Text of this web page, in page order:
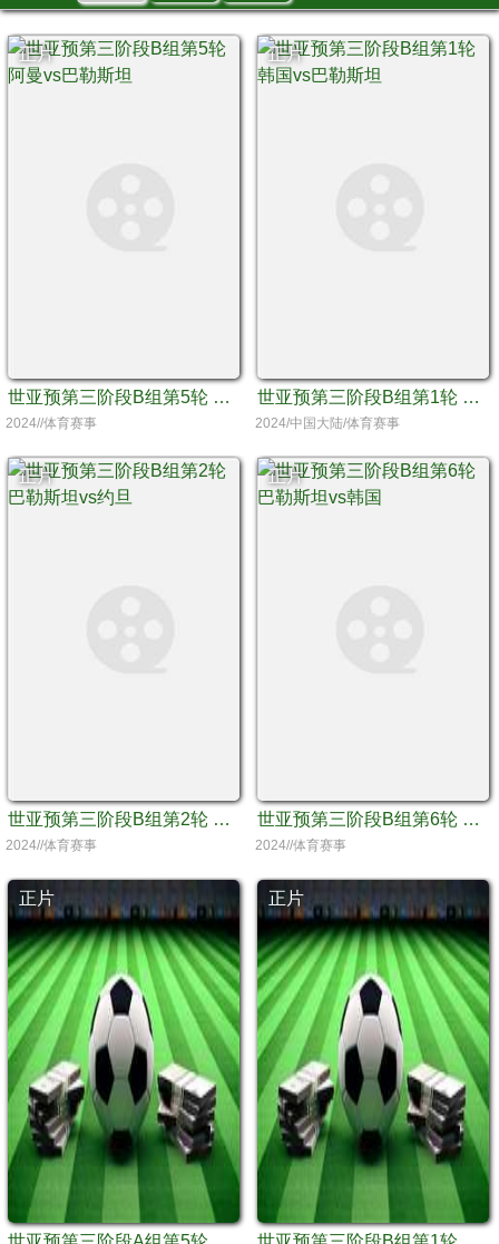
正片
世亚预第三阶段B组第5轮 阿曼vs巴勒斯坦
2024//体育赛事
正片
世亚预第三阶段B组第1轮 韩国vs巴勒斯坦
2024/中国大陆/体育赛事
正片
世亚预第三阶段B组第2轮 巴勒斯坦vs约旦
2024//体育赛事
正片
世亚预第三阶段B组第6轮 巴勒斯坦vs韩国
2024//体育赛事
正片 正片